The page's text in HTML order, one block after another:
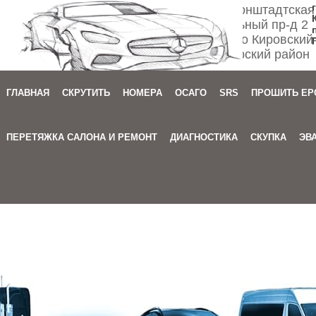
Спб ул.
Мебельный пр-д 2
м. Автово
Приморский район
ГЛАВНАЯ СКРУТИТЬ НОМЕРА ОСАГО SRS ПРОШИТЬ
ПЕРЕТЯЖКА САЛОНА И РЕМОНТ ДИАГНОСТИКА СКУПКА